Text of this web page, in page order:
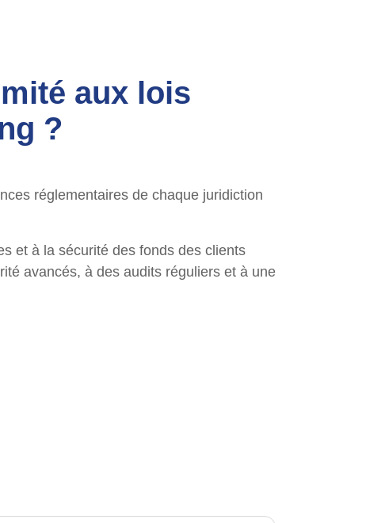
aux lois
?
réglementaires de chaque juridiction
et à la sécurité des fonds des clients
avancés, à des audits réguliers et à une